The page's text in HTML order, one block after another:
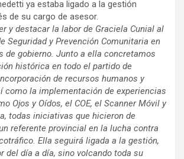
ya estaba ligado a la gestión
de su cargo de asesor.
y destacar la labor de Graciela Cunial al
Seguridad y Prevención Comunitaria en
de gobierno. Junto a ella concretamos
histórica en todo el partido de
de recursos humanos y
como la implementación de experiencias
Ojos y Oídos, el COE, el Scanner Móvil y
todas iniciativas que hicieron de
referente provincial en la lucha contra
Ella seguirá ligada a la gestión,
del día a día, sino volcando toda su